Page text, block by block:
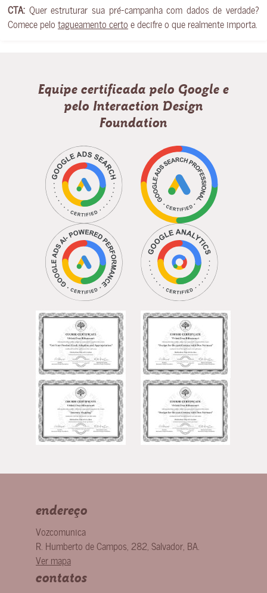
CTA: Quer estruturar sua pré-campanha com dados de verdade?
Comece pelo tagueamento certo e decifre o que realmente importa.
Equipe certificada pelo Google e
pelo Interaction Design
Foundation
endereço
Vozcomunica
R. Humberto de Campos, 282 Salvador BA
Ver mapa
contatos